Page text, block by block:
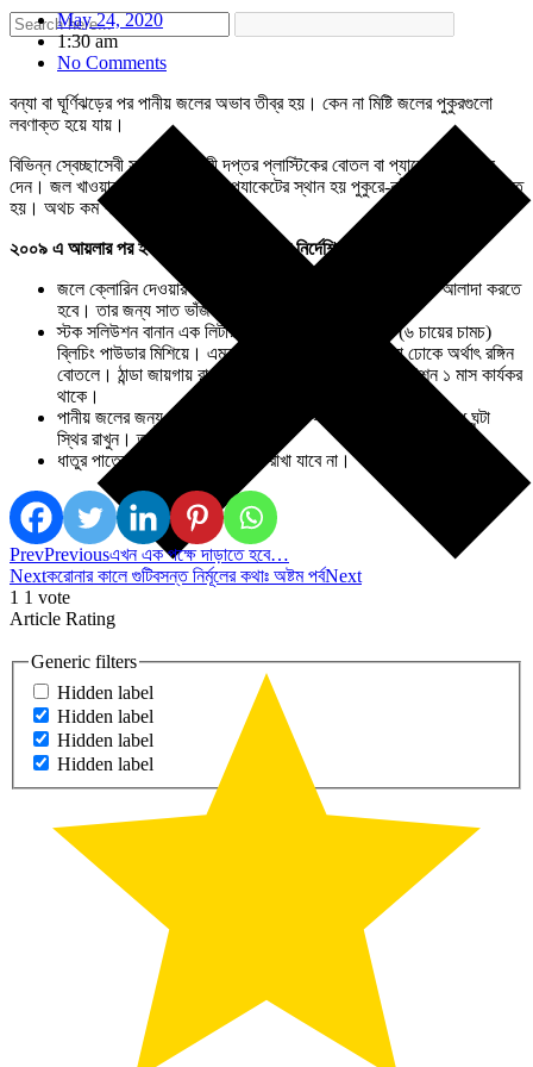
Generic filters
Hidden label
Hidden label
Hidden label
Hidden label
May 24, 2020
1:30 am
No Comments
বন্যা বা ঘূর্ণিঝড়ের পর পানীয় জলের অভাব তীব্র হয়। কেন না মিষ্টি জলের পুকুরগুলো
লবণাক্ত হয়ে যায়।
বিভিন্ন স্বেচ্ছাসেবী সংস্থা, সরকারী দপ্তর প্লাস্টিকের বোতল বা প্যাকেটে করে জল
দেন। জল খাওয়ার পর সেই বোতল বা প্যাকেটের স্থান হয় পুকুরে-নদীতে। পরিবেশ দূষিত
হয়। অথচ কম খরচের বিকল্প রয়েছে।
২০০৯ এ আয়লার পর ইউনিসেফ এবং নাইসেডের নির্দেশিকা অনুযায়ী।
জলে ক্লোরিন দেওয়ার আগে জলে ভাসমান কঠিন পদার্থগুলোর ক্ণা আলাদা করতে
হবে। তার জন্য সাত ভাঁজ সূতীর কাপড়ে জল ছেঁকে নিন।।
স্টক সলিউশন বানান এক লিটার (৪ গেলাস) জলে ৩৩ গ্রাম (৬ চায়ের চামচ)
ব্লিচিং পাউডার মিশিয়ে। এমন বোতলে রাখুন যাতে আলো না ঢোকে অর্থাৎ রঙ্গিন
বোতলে। ঠান্ডা জায়গায় রাখুন। ঠিক মত রাখলে এই স্টক সলিউশন ১ মাস কার্যকর
থাকে।
পানীয় জলের জন্য এক লিটার জলে ৩ ফোটা স্টক সলিউশন মিশিয়ে আধ ঘন্টা
স্থির রাখুন। তারপর জল খাওয়া যাবে।
ধাতুর পাত্রে ক্লোরিন দ্রবণ তৈরী বা রাখা যাবে না।
PrevPreviousএখন এক পক্ষে দাড়াতে হবে…
Nextকরোনার কালে গুটিবসন্ত নির্মূলের কথাঃ অষ্টম পর্বNext
1 1 vote
Article Rating